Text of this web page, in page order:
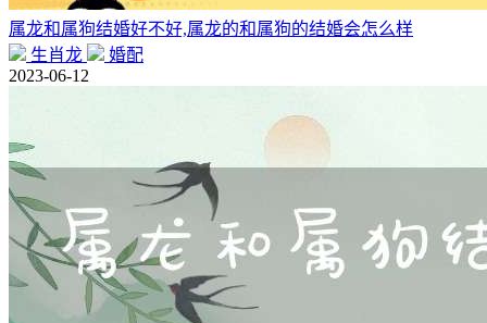
属龙和属狗结婚好不好,属龙的和属狗的结婚会怎么样
生肖龙
婚配
2023-06-12